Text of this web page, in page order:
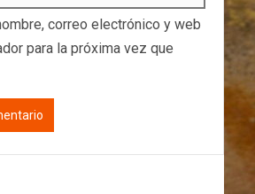
correo electrónico y web
para la próxima vez que